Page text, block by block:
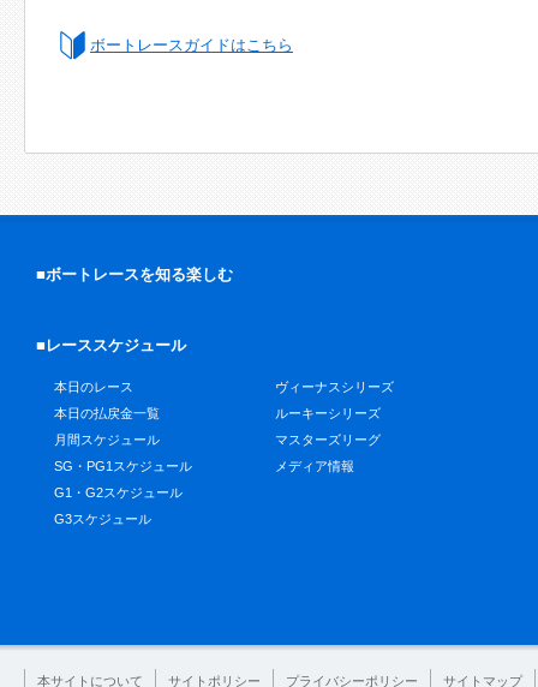
ボートレースガイドはこちら
■ボートレースを知る楽しむ
■レーススケジュール
本日のレース
本日の払戻金一覧
月間スケジュール
SG・PG1スケジュール
G1・G2スケジュール
G3スケジュール
ヴィーナスシリーズ
ルーキーシリーズ
マスターズリーグ
メディア情報
本サイトについて サイトポリシー プライバシーポリシー サイトマップ